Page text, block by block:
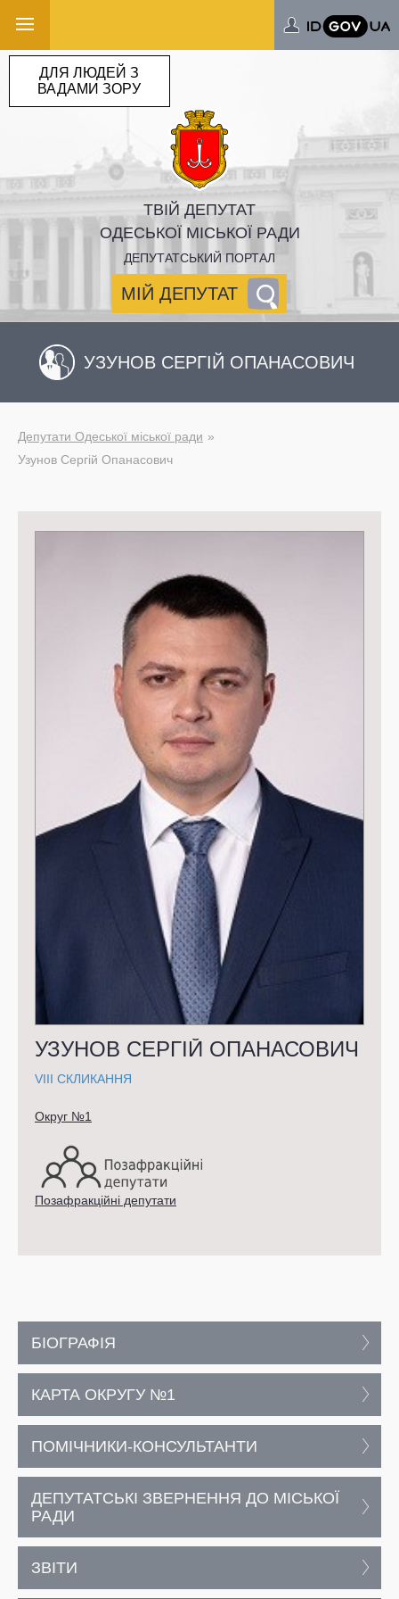
ТВІЙ ДЕПУТАТ
ОДЕСЬКОЇ МІСЬКОЇ РАДИ
ДЕПУТАТСЬКИЙ ПОРТАЛ
МІЙ ДЕПУТАТ
ДЛЯ ЛЮДЕЙ З
ВАДАМИ ЗОРУ
УЗУНОВ СЕРГІЙ ОПАНАСОВИЧ
Депутати Одеської міської ради
Узунов Сергій Опанасович
УЗУНОВ СЕРГІЙ ОПАНАСОВИЧ
VIII СКЛИКАННЯ
Округ №1
Позафракційні депутати
БІОГРАФІЯ
КАРТА ОКРУГУ №1
ПОМІЧНИКИ-КОНСУЛЬТАНТИ
ДЕПУТАТСЬКІ ЗВЕРНЕННЯ ДО МІСЬКОЇ
РАДИ
ЗВІТИ